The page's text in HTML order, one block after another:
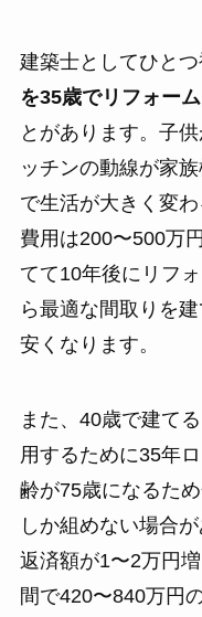
建築士としてひとつ
を35歳でリフォー
とがあります。子
ッチンの動線が家
で生活が大きく変
費用は200〜500万
てて10年後にリフ
ら最適な間取りを
安くなります。
また、40歳で建て
用するために35年
齢が75歳になるた
しか組めない場合
返済額が1〜2万円
間で420〜840万円